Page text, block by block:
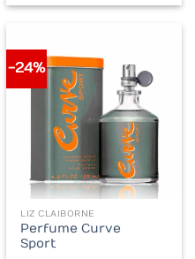
-24%
LIZ CLAIBORNE
Perfume Curve
Sport